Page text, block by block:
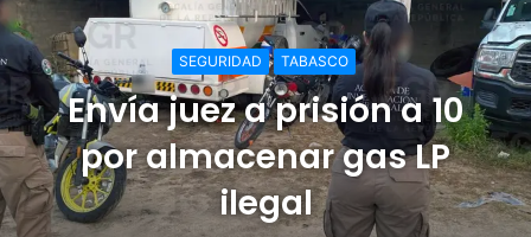
SEGURIDAD TABASCO
Envía juez a prisión a 10
por almacenar gas LP
ilegal